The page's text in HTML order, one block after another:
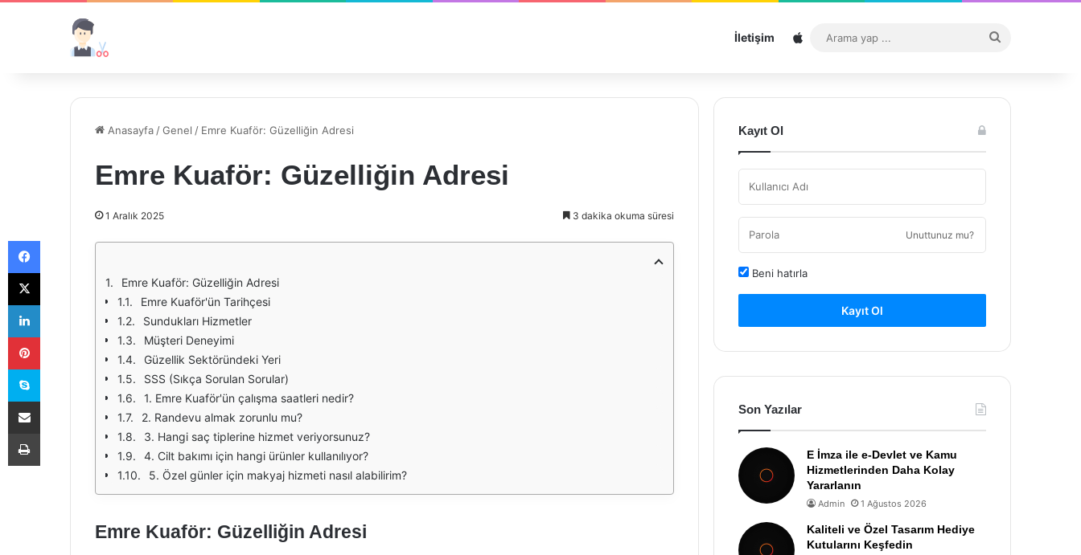
İletişim Sitemap
...
Anasayfa /Genel / Emre Kuaför: Güzelliğin Adresi
Emre Kuaför: Güzelliğin Adresi
1 Aralık 2025 3 dakika okuma süresi
Emre Kuaför: Güzelliğin Adresi
Emre Kuaför'ün Tarihçesi
Sundukları Hizmetler
Müşteri Deneyimi
Güzellik Sektöründeki Yeri
SSS (Sıkça Sorulan Sorular)
1. Emre Kuaför'ün çalışma saatleri nedir?
2. Randevu almak zorunlu mu?
3. Hangi saç tiplerine hizmet veriyorsunuz?
4. Cilt bakımı için hangi ürünler kullanılıyor?
5. Özel günler için makyaj hizmeti nasıl alabilirim?
Emre Kuaför: Güzelliğin Adresi
Kayıt Ol
Unuttunuz mu?
Beni hatırla
Kayıt Ol
Son Yazılar
E İmza ile e-Devlet ve Kamu
Hizmetlerinden Daha Kolay
Yararlanın
Admin 1 Ağustos 2026
Kaliteli ve Özel Tasarım Hediye
Kutularını Keşfedin
Facebook
X
LinkedIn
Pinterest
Skype
E-Posta ile paylaş